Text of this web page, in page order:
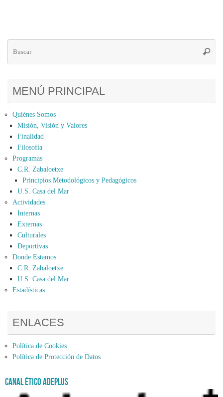
MENÚ PRINCIPAL
Quiénes Somos
Misión, Visión y Valores
Finalidad
Filosofía
Programas
C.R. Zabaloetxe
Principios Metodológicos y Pedagógicos
U.S. Casa del Mar
Actividades
Internas
Externas
Culturales
Deportivas
Donde Estamos
C.R. Zabaloetxe
U.S. Casa del Mar
Estadísticas
ENLACES
Política de Cookies
Política de Protección de Datos
Canal ético Adeplus